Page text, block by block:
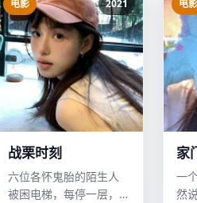
电影 2021
战栗时刻
六位各怀鬼胎的陌生人
被困电梯，每停一层，
电影
家
一
然